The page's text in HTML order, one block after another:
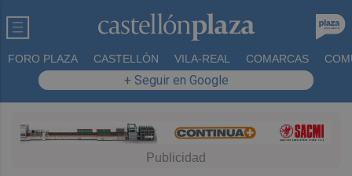
FORO PLAZA CASTELLÓN VILA-REAL COMARCAS
+ Seguir en Google